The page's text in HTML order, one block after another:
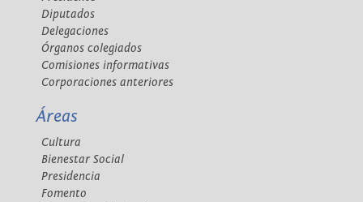
Diputados
Delegaciones
Órganos colegiados
Comisiones informativas
Corporaciones anteriores
Áreas
Cultura
Bienestar Social
Presidencia
Fomento